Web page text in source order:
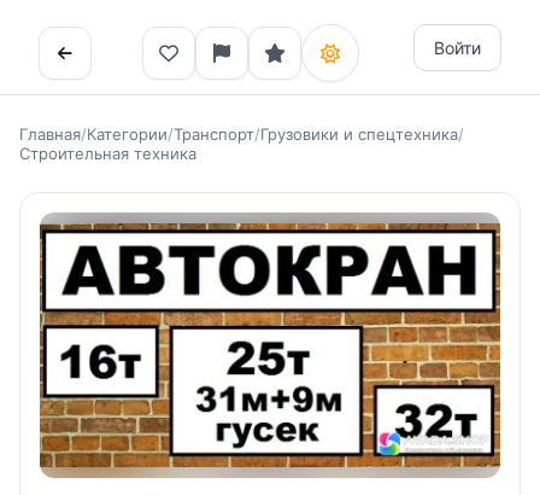
Войти
Главная/Категории/Транспорт/Грузовики и спецтехника/
Строительная техника